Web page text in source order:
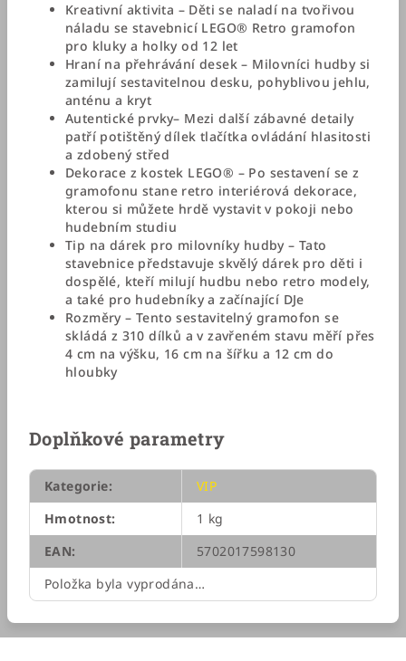
Kreativní aktivita – Děti se naladí na tvořivou
náladu se stavebnicí LEGO® Retro gramofon
pro kluky a holky od 12 let
Hraní na přehrávání desek – Milovníci hudby si
zamilují sestavitelnou desku, pohyblivou jehlu,
anténu a kryt
Autentické prvky– Mezi další zábavné detaily
patří potištěný dílek tlačítka ovládání hlasitosti
a zdobený střed
Dekorace z kostek LEGO® – Po sestavení se z
gramofonu stane retro interiérová dekorace,
kterou si můžete hrdě vystavit v pokoji nebo
hudebním studiu
Tip na dárek pro milovníky hudby – Tato
stavebnice představuje skvělý dárek pro děti i
dospělé, kteří milují hudbu nebo retro modely,
a také pro hudebníky a začínající DJe
Rozměry – Tento sestavitelný gramofon se
skládá z 310 dílků a v zavřeném stavu měří přes
4 cm na výšku, 16 cm na šířku a 12 cm do
hloubky
Doplňkové parametry
Kategorie:
VIP
Hmotnost:
1 kg
EAN:
5702017598130
Položka byla vyprodána…